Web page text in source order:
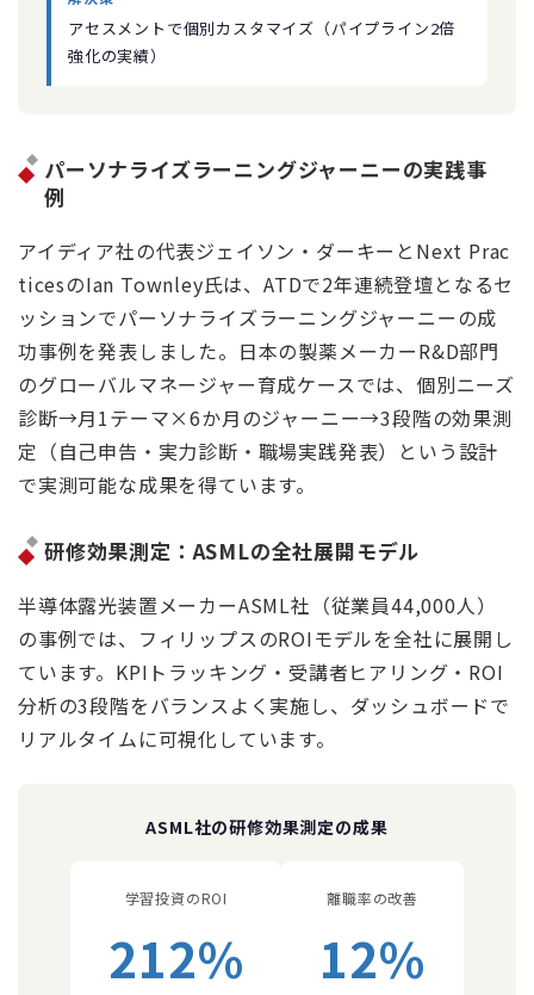
アセスメントで個別カスタマイズ（パイプライン2倍
強化の実績）
パーソナライズラーニングジャーニーの実践事
例
アイディア社の代表ジェイソン・ダーキーとNext Prac
ticesのIan Townley氏は、ATDで2年連続登壇となるセ
ッションでパーソナライズラーニングジャーニーの成
功事例を発表しました。日本の製薬メーカーR&D部門
のグローバルマネージャー育成ケースでは、個別ニーズ
診断→月1テーマ×6か月のジャーニー→3段階の効果測
定（自己申告・実力診断・職場実践発表）という設計
で実測可能な成果を得ています。
研修効果測定：ASMLの全社展開モデル
半導体露光装置メーカーASML社（従業員44,000人）
の事例では、フィリップスのROIモデルを全社に展開し
ています。KPIトラッキング・受講者ヒアリング・ROI
分析の3段階をバランスよく実施し、ダッシュボードで
リアルタイムに可視化しています。
ASML社の研修効果測定の成果
学習投資のROI
212%
離職率の改善
12%